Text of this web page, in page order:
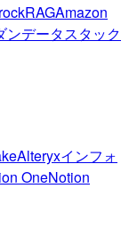
RAGAmazon
ンデータスタック
Alteryxインフォ
OneNotion